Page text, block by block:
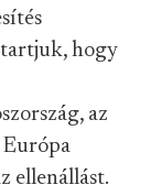
tartjuk, hogy
az
Európa
ellenállást.